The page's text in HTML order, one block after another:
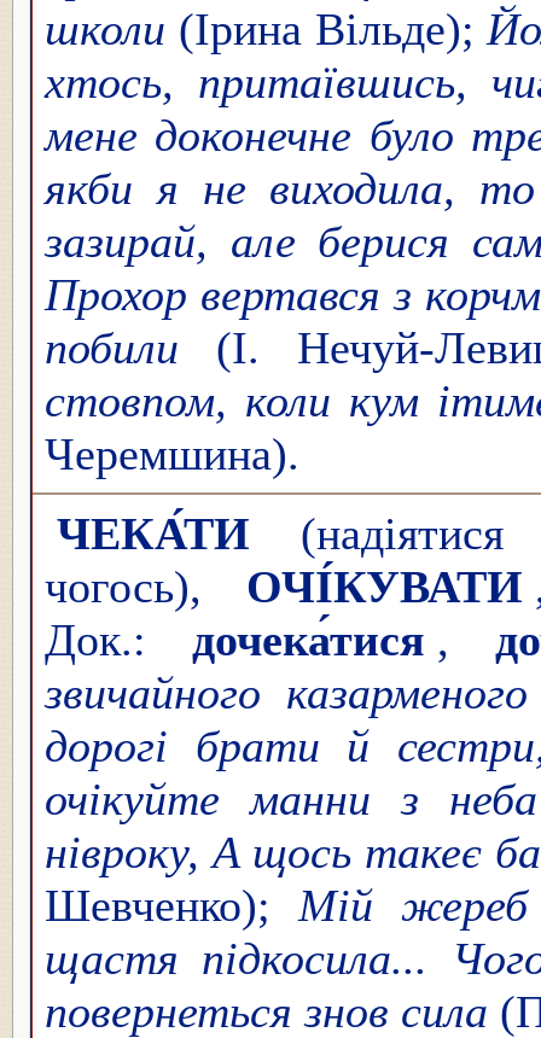
школи (Ірина Вільде);
хтось, притаївшись,
мене доконечне було
якби я не виходила,
зазирай, але берися
Прохор вертався з
побили (І. Нечуй-
стовпом, коли кум
Черемшина).
ЧЕКА́ТИ
чогось),
ОЧІ́КУВАТИ
Док.:
дочека́тися ,
звичайного
дорогі брати й
очікуйте манни з
нівроку, А щось такеє
Шевченко); Мій
щастя підкосила...
повернеться знов сила